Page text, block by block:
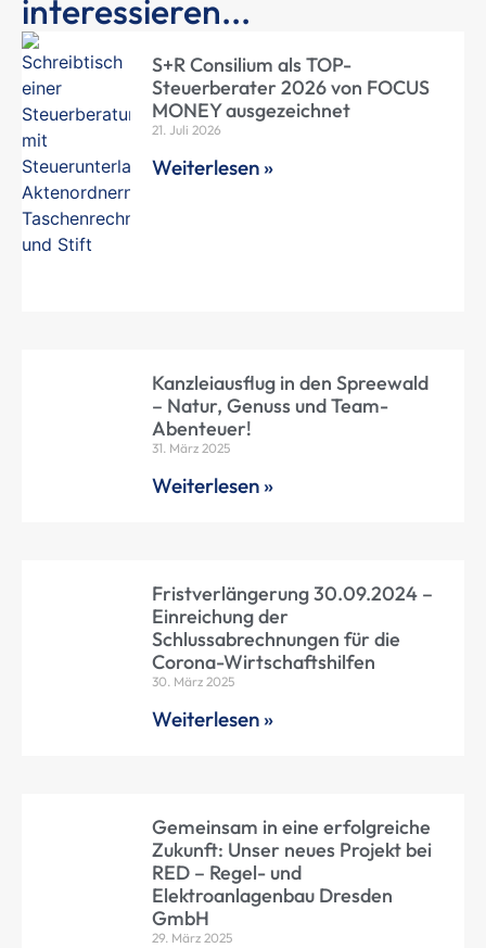
interessieren...
S+R Consilium als TOP-
Steuerberater 2026 von FOCUS
MONEY ausgezeichnet
21. Juli 2026
Weiterlesen »
Kanzleiausflug in den Spreewald
– Natur, Genuss und Team-
Abenteuer!
31. März 2025
Weiterlesen »
Fristverlängerung 30.09.2024 –
Einreichung der
Schlussabrechnungen für die
Corona-Wirtschaftshilfen
30. März 2025
Weiterlesen »
Gemeinsam in eine erfolgreiche
Zukunft: Unser neues Projekt bei
RED – Regel- und
Elektroanlagenbau Dresden
GmbH
29. März 2025